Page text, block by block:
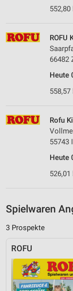
ROFU
66482
Heute
Rofu
55743
Heute
Spielwaren
3 Prospekte
ROFU
Messung der
Analyse von
Entwicklung und
Verwendung
Inhalten
IAB-Besonderheiten:
Verwendung
Geräte anhand
Notwendig
Werbung